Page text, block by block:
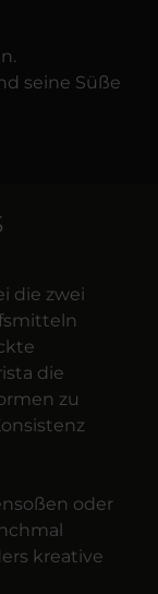
seine Süße
die zwei
die
zu
oder
kreative